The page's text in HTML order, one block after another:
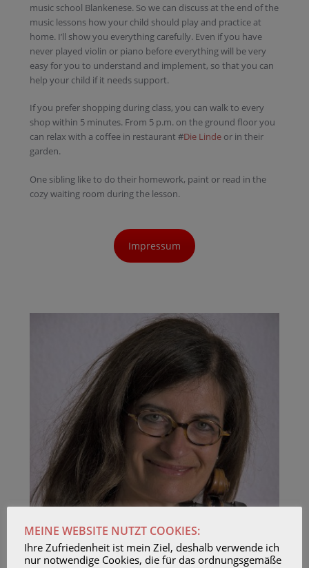
music school Blankenese. So we can discuss at the end of the
music lessons how your child should play and practice at
home. I’ll show you everything carefully. Even if you have
never played violin or piano before everything will be very
easy for you to understand and implement, so that you can
help your child if it needs support.
If you prefer shopping during class, you can walk to every
shop within 5 minutes. From 5 p.m. on the ground floor you
can relax with a coffee in restaurant #Die Lindeor in their
garden.
One sibling like to do their homework, paint or read in the
cozy waiting room during the lesson.
Impressum
MEINE WEBSITE NUTZT COOKIES:
Ihre Zufriedenheit ist mein Ziel, deshalb verwende ich
nur notwendige Cookies, die für das ordnungsgemäße